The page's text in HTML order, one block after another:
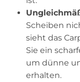
Scheiben
sieht das
Sie ein
um dünne
erhalten.